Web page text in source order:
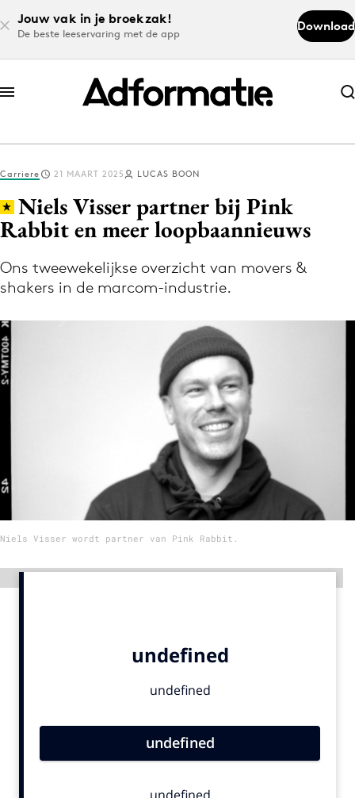
Jouw vak in je broekzak!
De beste leeservaring met de app
Download
Abonneer nu
Abonneer nu
Log in
Download de app
Volg het laatste nieuws via de Adformatie
Nieuws app
9 sept: GenAI-training
12 nov: MarketingLive!
Adverteren
Events
Opleidingen
Vacatures
Bureaus
Carriere 21 MAART 2025 LUCAS BOON
Niels Visser partner bij Pink
Rabbit en meer loopbaannieuws
Ons tweewekelijkse overzicht van movers &
shakers in de marcom-industrie.
Niels Visser wordt partner van Pink Rabbit.